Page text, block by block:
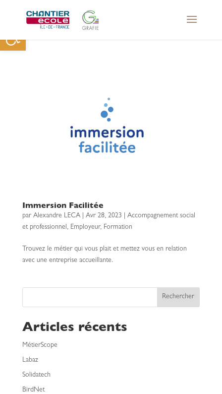
Ouvrir la barre d’outils
Immersion Facilitée
par Alexandre LECA| Avr 28, 2023
Accompagnement social
et professionnel , Employeur, Formation
Trouvez le métier qui vous plait et mettez vous en relation
avec une entreprise accueillante.
Rechercher
Articles récents
MétierScope
Labaz
Solidatech
BirdNet